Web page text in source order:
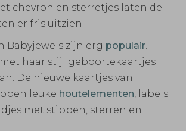
chevron en sterretjes laten de
er fris uitzien.
Babyjewels zijn erg populair
haar stijl geboortekaartjes
De nieuwe kaartjes van
leuke houtelementen , labels
met stippen, sterren en